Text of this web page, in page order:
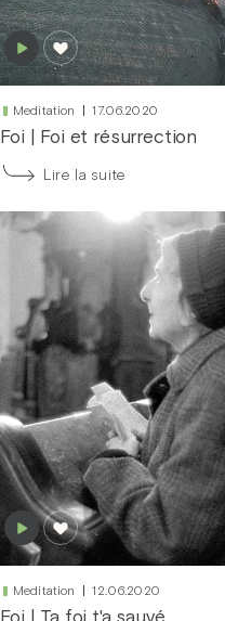
Meditation 17.06.2020
Foi Foi et résurrection
Lire la suite
Meditation 12.06.2020